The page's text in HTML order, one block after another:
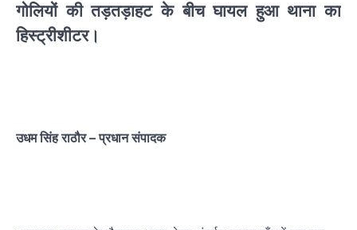
गोलियों की तड़तड़ाहट के बीच घायल हुआ थाना का
हिस्ट्रीशीटर।
उधम सिंह राठौर – प्रधान संपादक